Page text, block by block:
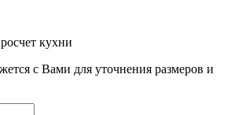
кухни
с Вами для уточнения размеров и